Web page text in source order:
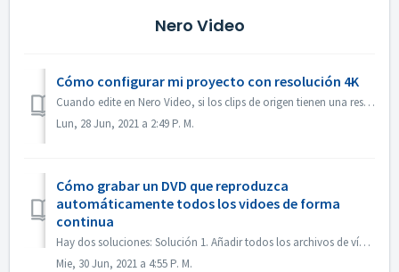
Nero Video
Cómo configurar mi proyecto con resolución 4K
Cuando edite en Nero Video, si los clips de origen tienen una resolución 4K o superior, y desea que el archivo de salida también esté en 4K, por favor 1. A...
Lun, 28 Jun, 2021 a 2:49 P. M.
Cómo grabar un DVD que reproduzca
automáticamente todos los vidoes de forma
continua
Hay dos soluciones: Solución 1. Añadir todos los archivos de vídeo en un título. En la pantalla de edición, importa todos los archivos de vídeo que quieras...
Mie, 30 Jun, 2021 a 4:55 P. M.